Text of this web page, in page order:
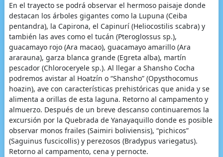
En el trayecto se podrá observar el hermoso paisaje donde
destacan los árboles gigantes como la Lupuna (Ceiba
pentandra), la Capirona, el Capinurí (Heliocostilis scabra) y
también las aves como el tucán (Pteroglossus sp.),
guacamayo rojo (Ara macao), guacamayo amarillo (Ara
ararauna), garza blanca grande (Egreta alba), martín
pescador (Chloroceryele sp.). Al llegar a Shansho Cocha
podremos avistar al Hoatzín o “Shansho” (Opysthocomus
hoazin), ave con características prehistóricas que anida y se
alimenta a orillas de esta laguna. Retorno al campamento y
almuerzo. Después de un breve descanso continuaremos la
excursión por la Quebrada de Yanayaquillo donde es posible
observar monos frailes (Saimiri boliviensis), “pichicos”
(Saguinus fuscicollis) y perezosos (Bradypus variegatus).
Retorno al campamento, cena y pernocte.